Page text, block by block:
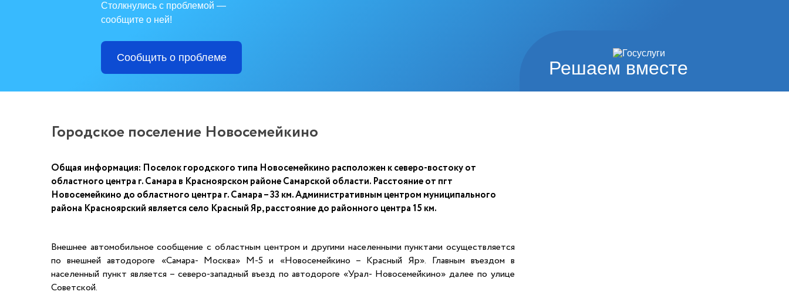
Решаем вместе
Столкнулись с проблемой —
сообщите о ней!
Сообщить о проблеме
Городское поселение Новосемейкино
Общая информация: Поселок городского типа Новосемейкино расположен к северо-востоку от
областного центра г. Самара в Красноярском районе Самарской области. Расстояние от пгт
Новосемейкино до областного центра г. Самара – 33 км.Административным центром муниципального
района Красноярский является село Красный Яр, расстояние до районного центра 15 км.
Внешнее автомобильное сообщение с областным центром и другими населенными пунктами осуществляется
по внешней автодороге «Самара- Москва» М-5 и «Новосемейкино – Красный Яр». Главным въездом в
населенный пункт является – северо-западный въезд по автодороге «Урал- Новосемейкино» далее по улице
Советской.